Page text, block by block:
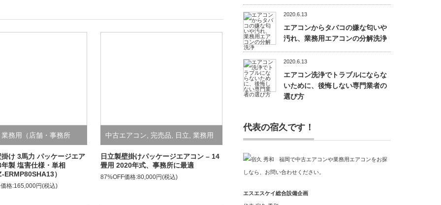
業務用（店舗・事務所
ンけ 3馬力 パッケージエア
製 塩害仕様・単相
ERMP80SHA13）
格:165,000円(税込)
中古エアコン 完売品 日立 業務用
（店舗・事務所用）エアコン
日立製壁掛けパッケージエアコン – 14
畳用 2020年式、事務所に最適
87%OFF価格:80,000円(税込)
2020.6.13
エアコンからタバコの嫌な匂いや
汚れ、業務用エアコンの分解洗浄
2020.6.13
エアコン洗浄でトラブルにならな
いために、後悔しない専門業者の
選び方
代表の宿久です！
福岡で中古エアコンや業務用エアコンをお探
しなら、お問い合わせください。
エスエスケイ総合設備企画